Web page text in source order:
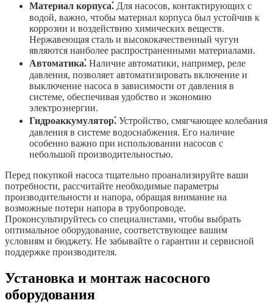
Материал корпуса⁚ Для насосов, контактирующих с
водой, важно, чтобы материал корпуса был устойчив к
коррозии и воздействию химических веществ.
Нержавеющая сталь и высококачественный чугун
являются наиболее распространенными материалами.
Автоматика⁚ Наличие автоматики, например, реле
давления, позволяет автоматизировать включение и
выключение насоса в зависимости от давления в
системе, обеспечивая удобство и экономию
электроэнергии.
Гидроаккумулятор⁚ Устройство, смягчающее колебания
давления в системе водоснабжения. Его наличие
особенно важно при использовании насосов с
небольшой производительностью.
Перед покупкой насоса тщательно проанализируйте ваши
потребности, рассчитайте необходимые параметры
производительности и напора, обращая внимание на
возможные потери напора в трубопроводе.
Проконсультируйтесь со специалистами, чтобы выбрать
оптимальное оборудование, соответствующее вашим
условиям и бюджету. Не забывайте о гарантии и сервисной
поддержке производителя.
Установка и монтаж насосного
оборудования